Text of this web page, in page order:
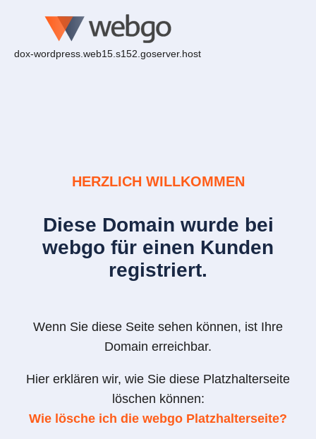
dox-wordpress.web15.s152.goserver.host
HERZLICH WILLKOMMEN
Diese Domain wurde bei
webgo für einen Kunden
registriert.
Wenn Sie diese Seite sehen können, ist Ihre
Domain erreichbar.
Hier erklären wir, wie Sie diese Platzhalterseite
löschen können:
Wie lösche ich die webgo Platzhalterseite?